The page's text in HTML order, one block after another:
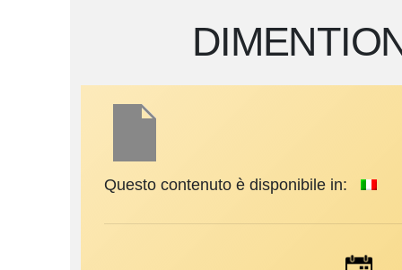
Questo contenuto è disponibile in: